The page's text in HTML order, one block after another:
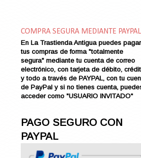
Ana Karenina
Ana de Brooklyn
Ana y El Rey de Siam
Anatomía de un Asesinato
Andrés Harvey Millonario (VENDIDO)
Andrés Harvey Tenorio
Ansia de Amor (VENDIDO)
Aníbal
COMPRA SEGURA MEDIANTE PAYPAL
En La Trastienda Antigua puedes pagar
tus compras de forma "totalmente
segura" mediante tu cuenta de correo
electrónico, con tarjeta de débito,
y todo a través de PAYPAL, con tu
de PayPal y si no tienes cuenta,
acceder como "USUARIO INVITADO"
PAGO SEGURO CON
PAYPAL